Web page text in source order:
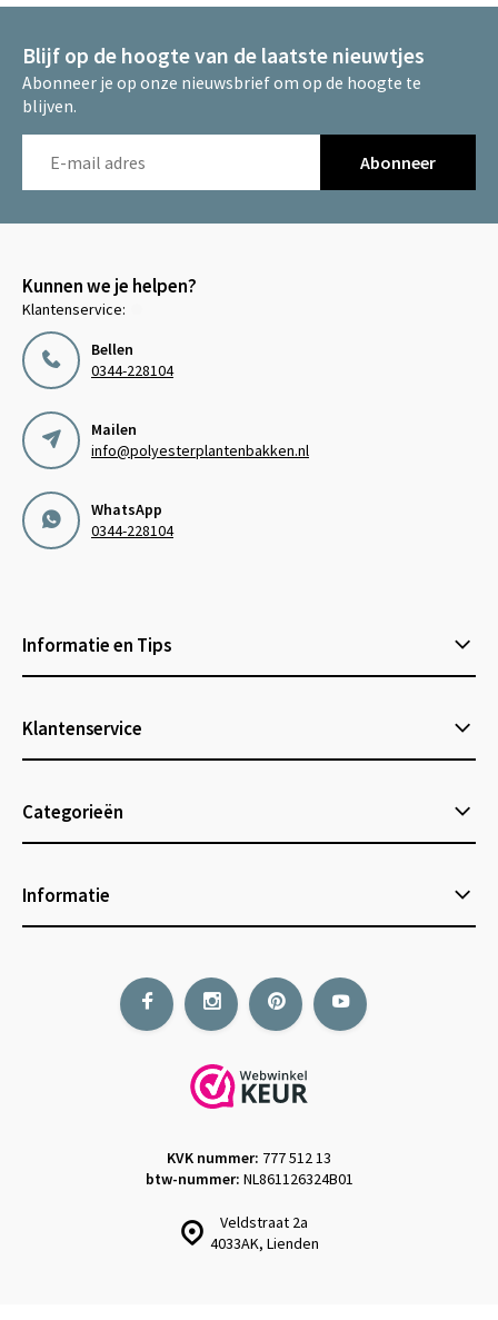
Blijf op de hoogte van de laatste nieuwtjes
Abonneer je op onze nieuwsbrief om op de hoogte te
blijven.
Abonneer
Kunnen we je helpen?
Klantenservice:
Bellen
0344-228104
Mailen
info@polyesterplantenbakken.nl
WhatsApp
0344-228104
Informatie en Tips
Klantenservice
Categorieën
Informatie
Veldstraat 2a
4033AK, Lienden
KVK nummer: 777 512 13
btw-nummer: NL861126324B01